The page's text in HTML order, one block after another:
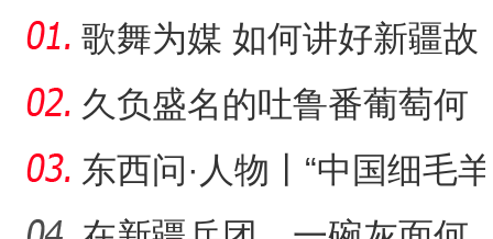
歌舞为媒 如何讲好新疆故
事？
久负盛名的吐鲁番葡萄何
以“串”出大产业？
东西问·人物丨“中国细毛羊